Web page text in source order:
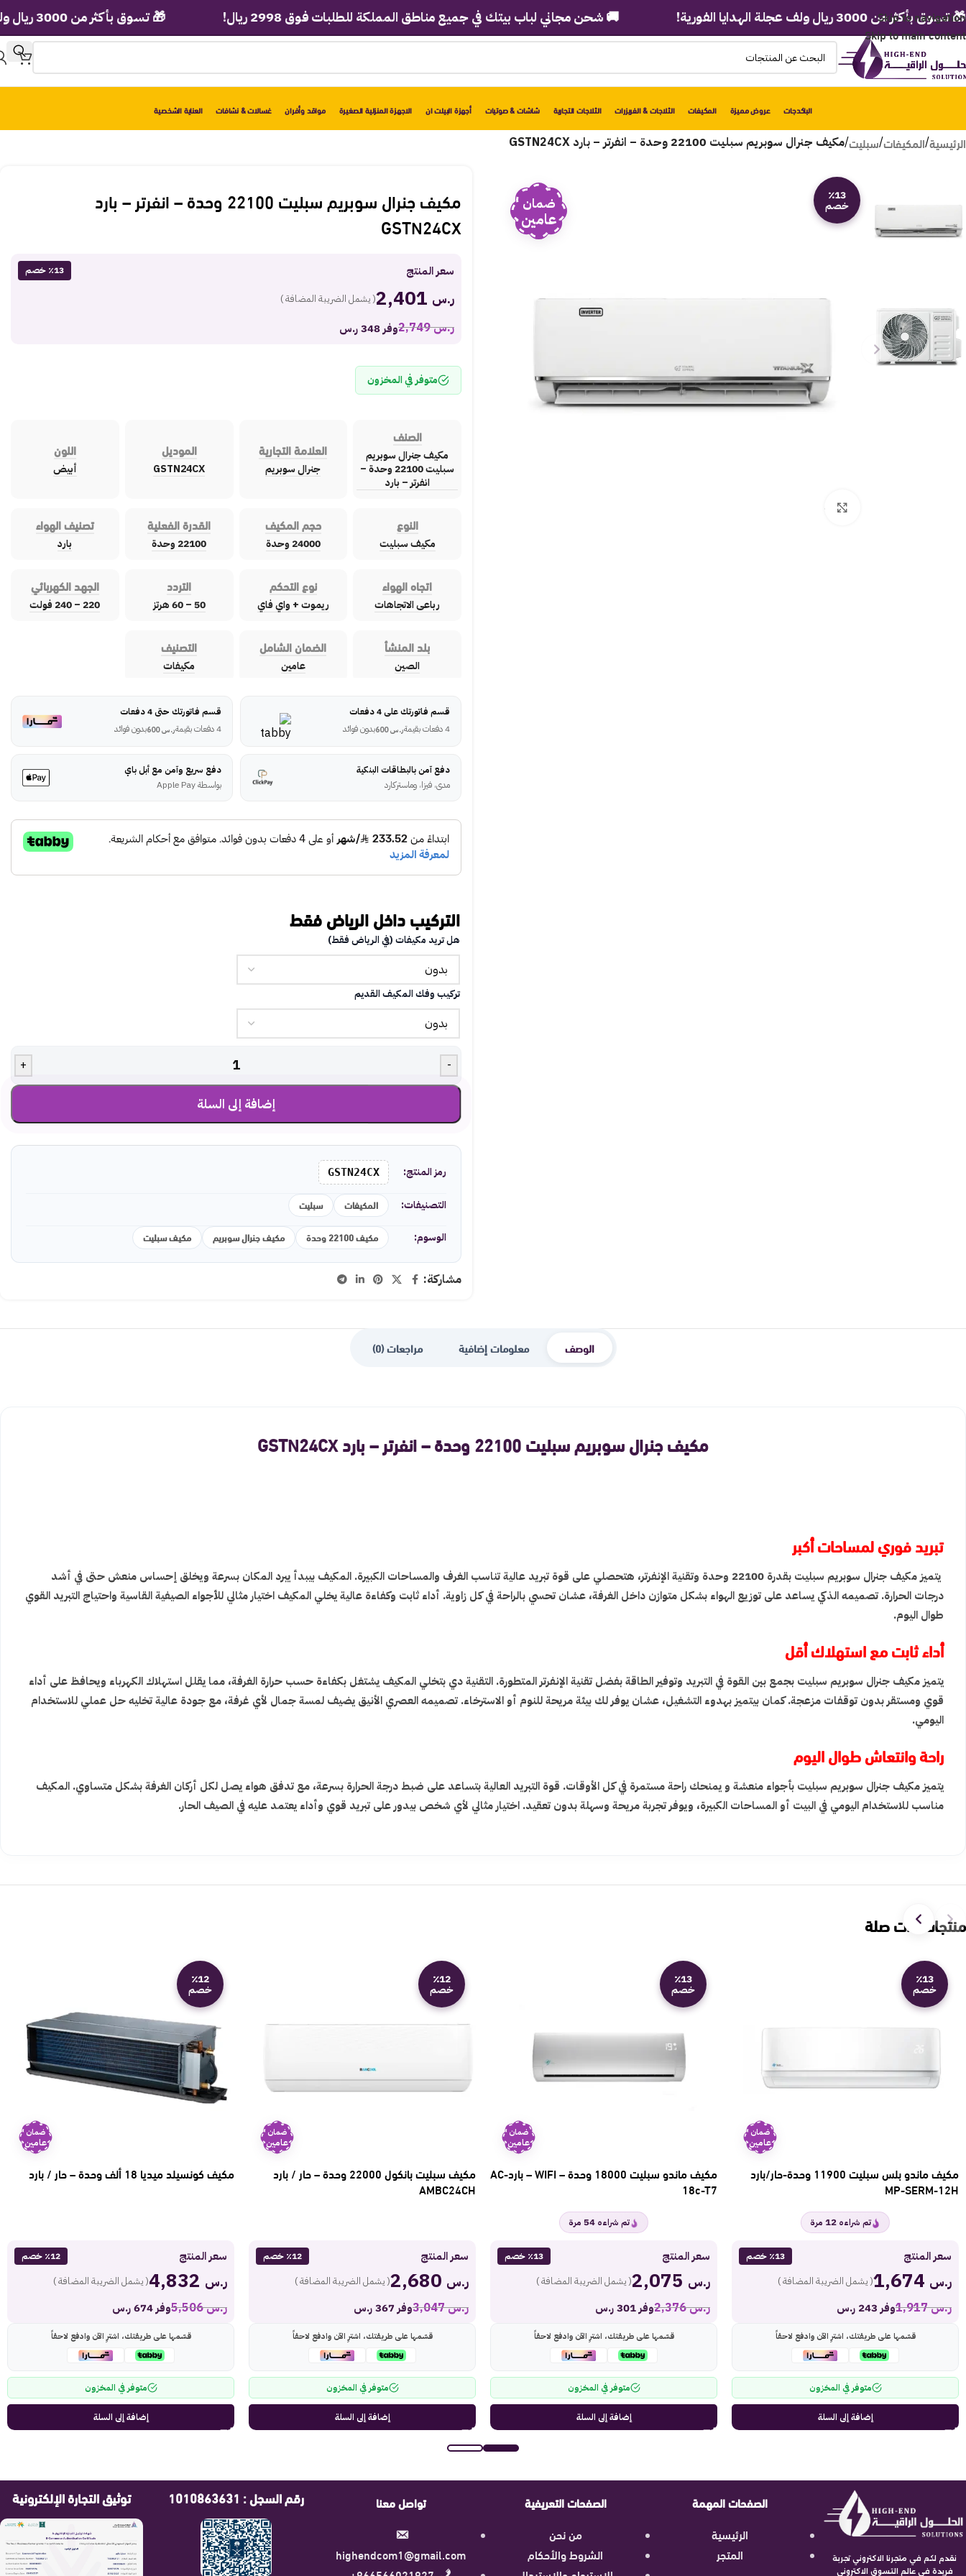
Skip to navigation
Skip to main content
الباكدجات عروض مميزة المكيفات الثلاجات & الفريزرات الثلاجات التجارية شاشات & صوتيات أجهزة البيلت ان الاجهزة المنزلية الصغيرة مواقد وأفران غسالات & نشافات العناية الشخصية
الرئيسية/المكيفات/سبليت/مكيف جنرال سوبريم سبليت 22100 وحدة – انفرتر – بارد GSTN24CX
٪13
خصم ضمان
عامين
مكيف جنرال سوبريم سبليت 22100 وحدة – انفرتر – بارد
GSTN24CX
سعر المنتج ٪13 خصم
ر.س ( يشمل الضريبة المضافة )
ر.س2,749 وفر 348 ر.س
متوفر في المخزون
الصنف
مكيف جنرال سوبريم
سبليت 22100 وحدة –
انفرتر – بارد
العلامة التجارية
جنرال سوبريم
الموديل
GSTN24CX
اللون
أبيض
النوع
مكيف سبليت
حجم المكيف
24000 وحدة
القدرة الفعلية
22100 وحدة
تصنيف الهواء
بارد
اتجاه الهواء
رباعى الاتجاهات
نوع التحكم
ريموت + واي فاي
التردد
50 – 60 هرتز
الجهد الكهربائي
220 – 240 فولت
بلد المنشأ
الصين
الضمان الشامل
عامين
التصنيف
مكيفات
قسم فاتورتك على 4 دفعات
4 دفعات بقيمة
ر.س600 بدون فوائد
قسم فاتورتك حتى 4 دفعات
4 دفعات بقيمة
ر.س600 بدون فوائد
دفع آمن بالبطاقات البنكية
مدى، فيزا، وماستركارد
دفع سريع وآمن مع أبل باي
بواسطة Apple Pay
التركيب داخل الرياض فقط
هل تريد مكيفات (في الرياض فقط)
تركيب وفك المكيف القديم
-
+
إضافة إلى السلة
رمز المنتج: GSTN24CX
التصنيفات: المكيفات سبليت
الوسوم: مكيف 22100 وحدة مكيف جنرال سوبريم مكيف سبليت
مشاركة:
الوصف معلومات إضافية مراجعات (0)
مكيف جنرال سوبريم سبليت 22100 وحدة – انفرتر – بارد GSTN24CX
تبريد فوري لمساحات أكبر
يتميز مكيف جنرال سوبريم سبليت بقدرة 22100 وحدة وتقنية الإنفرتر، هتحصلي على قوة تبريد عالية تناسب الغرف والمساحات الكبيرة. المكيف بيبدأ يبرد المكان بسرعة ويخلق إحساس منعش حتى في أشد
درجات الحرارة. تصميمه الذكي يساعد على توزيع الهواء بشكل متوازن داخل الغرفة، عشان تحسي بالراحة في كل زاوية. أداء ثابت وكفاءة عالية يخلي المكيف اختيار مثالي للأجواء الصيفية القاسية واحتياج التبريد القوي
طوال اليوم.
أداء ثابت مع استهلاك أقل
يتميز مكيف جنرال سوبريم سبليت بجمع بين القوة في التبريد وتوفير الطاقة بفضل تقنية الإنفرتر المتطورة. التقنية دي بتخلي المكيف يشتغل بكفاءة حسب حرارة الغرفة، مما يقلل استهلاك الكهرباء ويحافظ على أداء
قوي ومستقر بدون توقفات مزعجة. كمان بيتميز بهدوء التشغيل، عشان يوفر لك بيئة مريحة للنوم أو الاسترخاء. تصميمه العصري الأنيق يضيف لمسة جمال لأي غرفة، مع جودة عالية تخليه حل عملي للاستخدام
اليومي.
راحة وانتعاش طوال اليوم
يتميز مكيف جنرال سوبريم سبليت بأجواء منعشة و يمنحك راحة مستمرة في كل الأوقات. قوة التبريد العالية بتساعد على ضبط درجة الحرارة بسرعة، مع تدفق هواء يصل لكل أركان الغرفة بشكل متساوي. المكيف
مناسب للاستخدام اليومي في البيت أو المساحات الكبيرة، ويوفر تجربة مريحة وسهلة بدون تعقيد. اختيار مثالي لأي شخص بيدور على تبريد قوي وأداء يعتمد عليه في الصيف الحار.
منتجات ذات صلة
٪13
خصم
ضمان
عامين
مكيف ماندو بلس سبليت 11900 وحدة-حار/بارد
MP-SERM-12H
تم شراءه 12 مرة
سعر المنتج ٪13 خصم
ر.س ( يشمل الضريبة المضافة )
ر.س1,917 وفر 243 ر.س
قسّمها على طريقتك، اشترِ الآن وادفع لاحقاً
متوفر في المخزون
إضافة إلى السلة
٪13
خصم
ضمان
عامين
مكيف ماندو سبليت 18000 وحدة – WIFI – باردAC-
18c-T7
تم شراءه 54 مرة
سعر المنتج ٪13 خصم
ر.س ( يشمل الضريبة المضافة )
ر.س2,376 وفر 301 ر.س
قسّمها على طريقتك، اشترِ الآن وادفع لاحقاً
متوفر في المخزون
إضافة إلى السلة
٪12
خصم
ضمان
عامين
مكيف سبليت بانكول 22000 وحدة – حار / بارد
AMBC24CH
سعر المنتج ٪12 خصم
ر.س ( يشمل الضريبة المضافة )
ر.س3,047 وفر 367 ر.س
قسّمها على طريقتك، اشترِ الآن وادفع لاحقاً
متوفر في المخزون
إضافة إلى السلة
٪12
خصم
ضمان
عامين
مكيف كونسيلد ميديا 18 ألف وحدة – حار / بارد
سعر المنتج ٪12 خصم
ر.س ( يشمل الضريبة المضافة )
ر.س5,506 وفر 674 ر.س
قسّمها على طريقتك، اشترِ الآن وادفع لاحقاً
متوفر في المخزون
إضافة إلى السلة
نقدم لكم في متجرنا الاكتروني تجربة
فريدة في عالم التسوق الاكتروني
الصفحات المهمة
الرئيسية
المتجر
الصفحات التعريفية
من نحن
الشروط والأحكام
تواصل معنا
highendcom1@gmail.com
رقم السجل : 1010863631 توثيق التجارة الإلكترونية
🎁 تسوق بأكثر من 3000 ريال ولف عجلة الهدايا الفورية! ريال ولف عجلة الهدايا الفورية! 🚚 شحن مجاني لباب بيتك في جميع مناطق المملكة للطلبات فوق 2998 ريال!